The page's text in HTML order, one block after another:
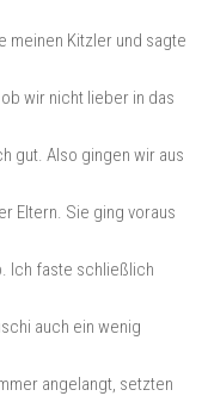
meinen Kitzler und sagte
wir nicht lieber in das
gut. Also gingen wir aus
Eltern. Sie ging voraus
Ich faste schließlich
auch ein wenig
angelangt, setzten